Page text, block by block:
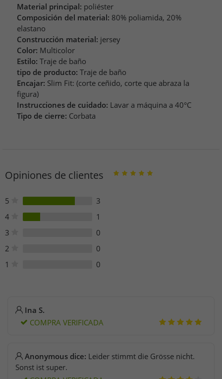
Material principal: poliéster
Composición del material: 80% poliamida, 20%
elastano
Construcción material: jersey
Color: Multicolor
Estilo: Traje de baño
tipo de producto: Traje de baño
Encajar: Slim Fit: (corte ceñido, corte que abraza la
figura)
Instrucciones de cuidado: Lavar a máquina a 40°C
Tipo de cierre: Corbata
Opiniones de clientes
5
3
4
1
3
0
2
0
1
0
Ina S.
COMPRA VERIFICADA
Anonymous dice: Leider stimmt die Grösse nicht.
Sonst ist super.